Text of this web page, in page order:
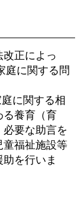
正によっ
庭に関する問
に関する相
る養育（育
要な助言を
童福祉施設等
を行いま